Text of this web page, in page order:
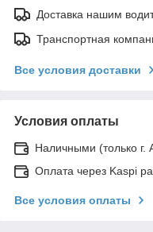
Доставка нашим
Транспортная
Все условия доставки
Условия оплаты
Наличными (только г.
Оплата через Kaspi
Все условия оплаты